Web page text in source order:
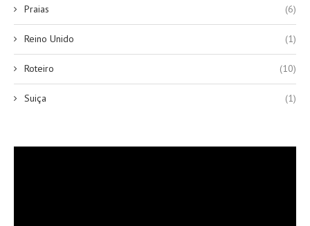
Praias (6)
Reino Unido (1)
Roteiro (10)
Suiça (1)